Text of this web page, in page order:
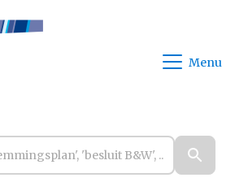
pagina
Menu